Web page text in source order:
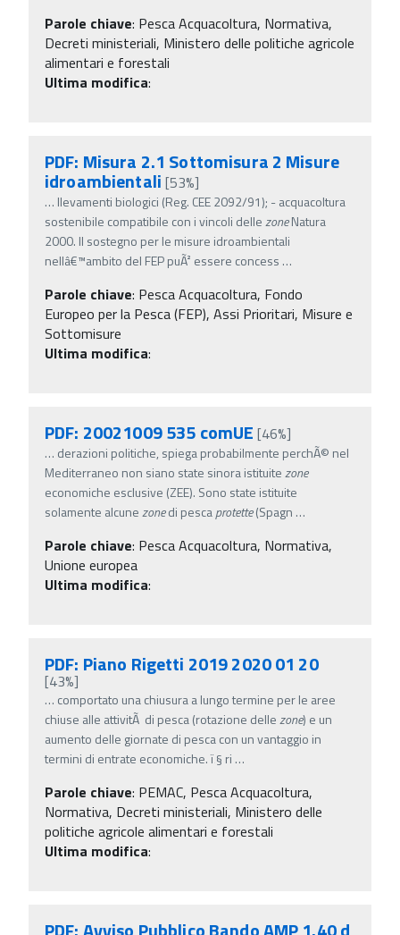
Parole chiave: Pesca Acquacoltura, Normativa,
Decreti ministeriali, Ministero delle politiche agricole
alimentari e forestali
Ultima modifica:
PDF: Misura 2.1 Sottomisura 2 Misure
idroambientali [53%]
… llevamenti biologici (Reg. CEE 2092/91); - acquacoltura
sostenibile compatibile con i vincoli dellezoneNatura
2000. Il sostegno per le misure idroambientali
nellâ€™ambito del FEP puÃ² essere concess …
Parole chiave: Pesca Acquacoltura, Fondo
Europeo per la Pesca (FEP), Assi Prioritari, Misure e
Sottomisure
Ultima modifica:
PDF: 20021009 535 comUE [46%]
… derazioni politiche, spiega probabilmente perchÃ© nel
Mediterraneo non siano state sinora istituitezone
economiche esclusive (ZEE). Sono state istituite
solamente alcunezonedi pescaprotette(Spagn …
Parole chiave: Pesca Acquacoltura, Normativa,
Unione europea
Ultima modifica:
PDF: Piano Rigetti 2019 2020 01 20
[43%]
… comportato una chiusura a lungo termine per le aree
chiuse alle attivitÃ di pesca (rotazione dellezone) e un
aumento delle giornate di pesca con un vantaggio in
termini di entrate economiche. ï‚§ ri …
Parole chiave: PEMAC, Pesca Acquacoltura,
Normativa, Decreti ministeriali, Ministero delle
politiche agricole alimentari e forestali
Ultima modifica: